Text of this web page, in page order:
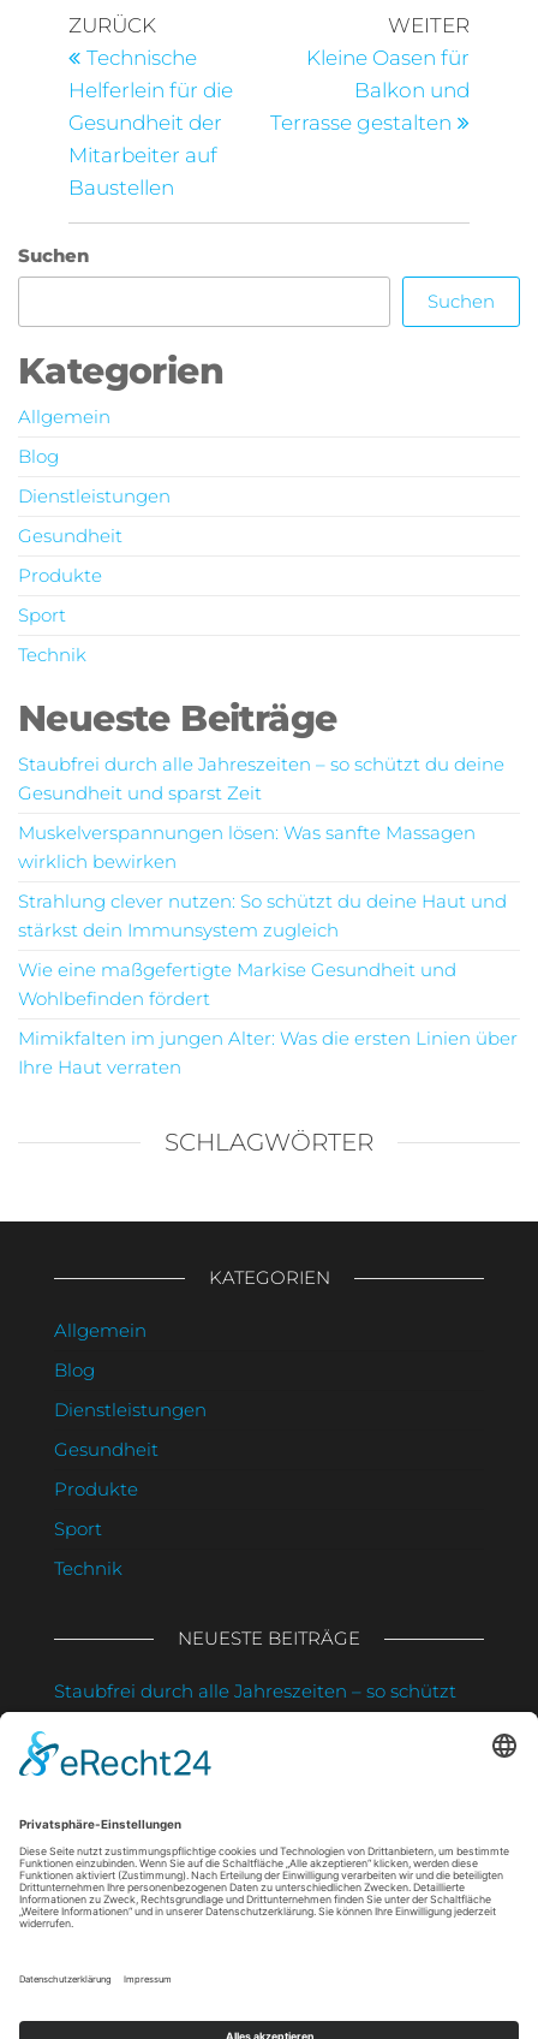
Beitragsnavigation
Vorheriger
Beitrag
ZURÜCK
Technische
Helferlein für die
Gesundheit der
Mitarbeiter auf
Baustellen
WEITER
Kleine Oasen für
Balkon und
Terrasse gestalten
Suchen
Suchen
Kategorien
Allgemein
Blog
Dienstleistungen
Gesundheit
Produkte
Sport
Technik
Neueste Beiträge
Staubfrei durch alle Jahreszeiten – so schützt du deine
Gesundheit und sparst Zeit
Muskelverspannungen lösen: Was sanfte Massagen
wirklich bewirken
Strahlung clever nutzen: So schützt du deine Haut und
stärkst dein Immunsystem zugleich
Wie eine maßgefertigte Markise Gesundheit und
Wohlbefinden fördert
Mimikfalten im jungen Alter: Was die ersten Linien über
Ihre Haut verraten
SCHLAGWÖRTER
KATEGORIEN
Allgemein
Blog
Dienstleistungen
Gesundheit
Produkte
Sport
Technik
NEUESTE BEITRÄGE
Staubfrei durch alle Jahreszeiten – so schützt
Muskelverspannungen lösen: Was sanfte
Strahlung clever nutzen: So schützt du deine
Haut und stärkst dein Immunsystem zugleich
Wie eine maßgefertigte Markise Gesundheit
und Wohlbefinden fördert